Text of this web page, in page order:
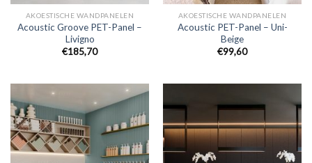
AKOESTISCHE WANDPANELEN
Acoustic Groove PET-Panel –
Livigno
€185,70
AKOESTISCHE WANDPANELEN
Acoustic PET-Panel – Uni-
Beige
€99,60